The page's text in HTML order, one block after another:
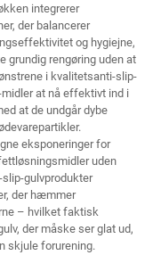
integrerer
der balancerer
og hygiejne,
grundig rengøring uden at
i kvalitetsanti-slip-
at nå effektivt ind i
at de undgår dybe
eksponeringer for
uden
gulvprodukter
der hæmmer
– hvilket faktisk
der måske ser glat ud,
skjule forurening.